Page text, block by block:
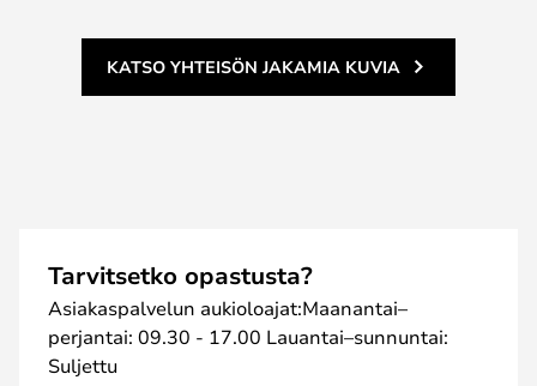
KATSO YHTEISÖN JAKAMIA KUVIA
Tarvitsetko opastusta?
Asiakaspalvelun aukioloajat:Maanantai–
perjantai: 09.30 - 17.00 Lauantai–sunnuntai:
Suljettu